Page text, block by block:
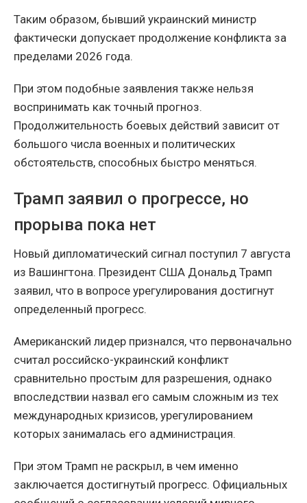
Таким образом, бывший украинский министр
фактически допускает продолжение конфликта за
пределами 2026 года.
При этом подобные заявления также нельзя
воспринимать как точный прогноз.
Продолжительность боевых действий зависит от
большого числа военных и политических
обстоятельств, способных быстро меняться.
Трамп заявил о прогрессе, но
прорыва пока нет
Новый дипломатический сигнал поступил 7 августа
из Вашингтона. Президент США Дональд Трамп
заявил, что в вопросе урегулирования достигнут
определенный прогресс.
Американский лидер признался, что первоначально
считал российско-украинский конфликт
сравнительно простым для разрешения, однако
впоследствии назвал его самым сложным из тех
международных кризисов, урегулированием
которых занималась его администрация.
При этом Трамп не раскрыл, в чем именно
заключается достигнутый прогресс. Официальных